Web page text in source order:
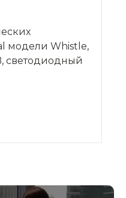
модели Whistle,
светодиодный